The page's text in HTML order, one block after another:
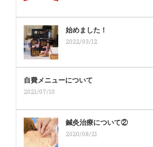
始めました！
2022/03/12
自費メニューについて
2021/07/10
鍼灸治療について②
2020/08/21